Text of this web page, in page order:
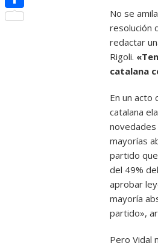
No se
resolución
redactar
Rigoli.
catalana
En un acto
catalana
mayorías
partido
del 49%
aprobar
mayoría
partido»,
Pero Vidal
Compartir